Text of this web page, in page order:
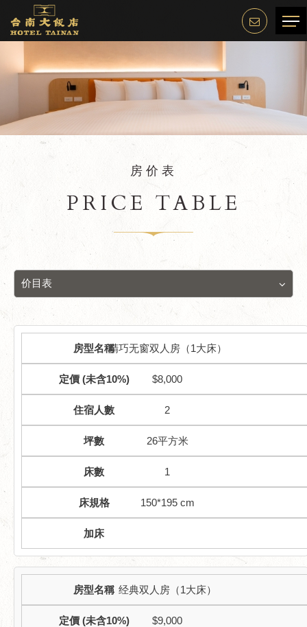
房价表
PRICE TABLE
价目表
精巧无窗双人房（1大床）
$8,000
2
26平方米
1
150*195 cm
经典双人房（1大床）
$9,000